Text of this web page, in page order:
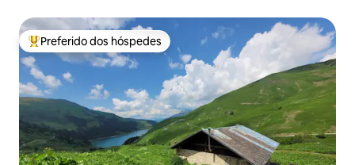
Entre os melhores preferidos dos hóspedes
Preferido dos hóspedes